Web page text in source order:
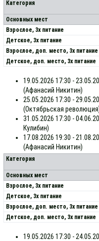
Категория
Основных мест
Взрослое, 3х питание
Детское, 3х питание
Взрослое, доп. место, 3x питание
Детское, доп. место, 3x питание
19.05.2026 17:30 -
(Афанасий Никитин)
25.05.2026 17:30 -
(Октябрьская
31.05.2026 17:30 -
Кулибин)
17.08.2026 19:30 -
(Афанасий Никитин)
Категория
Основных мест
Взрослое, 3х питание
Детское, 3х питание
Взрослое, доп. место, 3x питание
Детское, доп. место, 3x питание
19.05.2026 17:30 -